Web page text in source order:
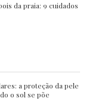
da praia: 9 cuidados
a proteção da pele
o sol se põe